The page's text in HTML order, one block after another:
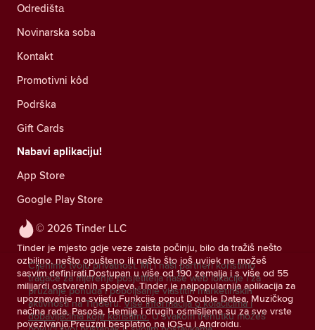
© 2026 Tinder LLC
Tinder je mjesto gdje veze zaista počinju, bilo da tražiš nešto
ozbiljno, nešto opušteno ili nešto što još uvijek ne možeš
sasvim definirati.Dostupan u više od 190 zemalja i s više od 55
milijardi ostvarenih spojeva, Tinder je najpopularnija aplikacija za
upoznavanje na svijetu.Funkcije poput Double Datea, Muzičkog
načina rada, Pasoša, Hemije i drugih osmišljene su za sve vrste
povezivanja.Preuzmi besplatno na iOS-u i Androidu.
Odredištа
Novinarska soba
Kontakt
Promotivni kôd
Podrška
Gift Cards
Nabavi aplikaciju!
App Store
Google Play Store
Cijenimo tvoju privatnost. Mi i naši partneri koristimo
tragače za mjerenje posjetitelja naše web lokacije i za
pružanje ponuda i poboljšanje vlastitih marketinških
aktivnosti na Tinderu. Više informacija o kolačićima i
dobavljačima koje koristimo. U svakom trenutku možeš